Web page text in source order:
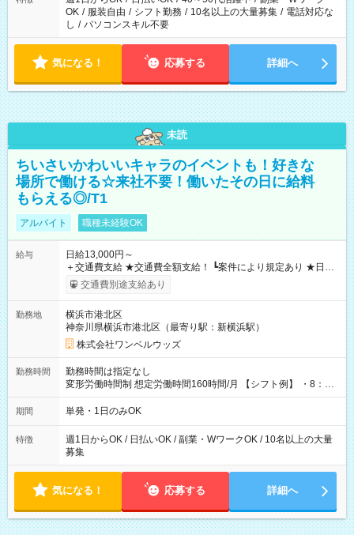
OK / 服装自由 / シフト勤務 / 10名以上の大量募集 / 電話対応な
し / パソコンスキル不要
気になる！ 応募する 詳細へ
未読
ちいさいかわいいキャラのイベントも！好きな
場所で働ける☆来社不要！働いたその日に給料
もらえる◎/T1
アルバイト 職種未経験OK
給与
日給13,000円～
＋交通費支給 ★交通費全額支給！ ┗案件により規定あり ★日払
いOK！（規定あり） ┗働いたその日に現金GET♪ お仕事後はコ
ンビニATMから 日払い分を引き落とせます！ 【試用期間】試
交通費別途支給あり
勤務地
横浜市港北区
神奈川県横浜市港北区（最寄り駅：新横浜駅）
株式会社ワンベルウッズ
勤務時間
勤務時間は指定なし
変形労働時間制 想定労働時間160時間/月 【シフト例】 ・8：00
～21：00
期間 単発・1日のみOK
特徴
週1日からOK / 日払いOK / 副業・WワークOK / 10名以上の大量
募集
気になる！ 応募する 詳細へ